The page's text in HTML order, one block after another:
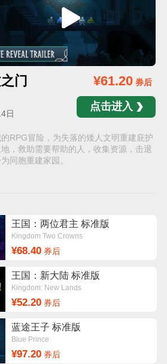
门
日
¥61.20券后
点击进入
RPG冒险，为失落的矮人文明重建庇护
，救助需要帮助的人，收集资源，击退
同胞重建家园。
王国：两位君主 标准版
Kingdom Two Crowns
¥68.40券后
王国：新大陆 标准版
Kingdom: New Lands
¥52.20券后
蓝途王子 标准版
Blue Prince
¥97.20券后